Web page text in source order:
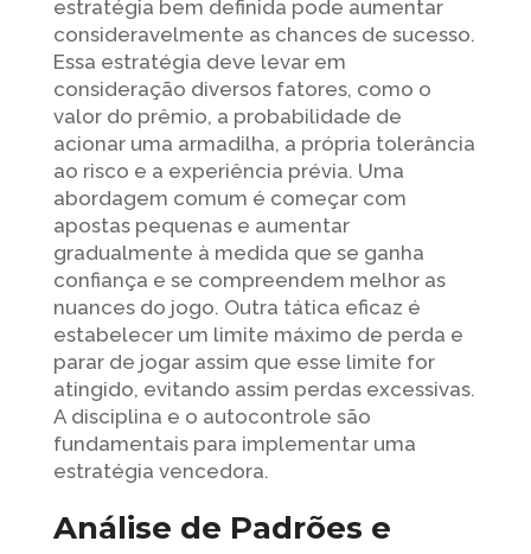
estratégia bem definida pode aumentar
consideravelmente as chances de sucesso.
Essa estratégia deve levar em
consideração diversos fatores, como o
valor do prêmio, a probabilidade de
acionar uma armadilha, a própria tolerância
ao risco e a experiência prévia. Uma
abordagem comum é começar com
apostas pequenas e aumentar
gradualmente à medida que se ganha
confiança e se compreendem melhor as
nuances do jogo. Outra tática eficaz é
estabelecer um limite máximo de perda e
parar de jogar assim que esse limite for
atingido, evitando assim perdas excessivas.
A disciplina e o autocontrole são
fundamentais para implementar uma
estratégia vencedora.
Análise de Padrões e